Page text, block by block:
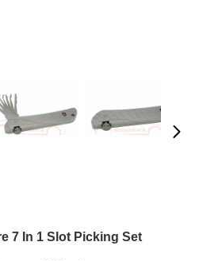
7 In 1 Slot Picking Set